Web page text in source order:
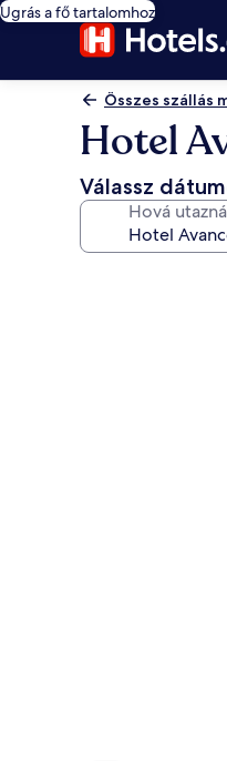
Ugrás a fő tartalomhoz
Összes szállás
Hotel
Válassz
Hová